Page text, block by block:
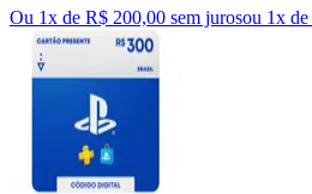
Ou 1x de R$ 200,00 sem jurosou 1x de